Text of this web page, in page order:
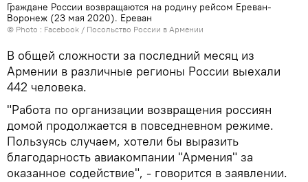
Граждане России возвращаются на родину рейсом Ереван-
Воронеж (23 мая 2020). Еревaн
© Photo : Facebook / Посольство России в Армении
В общей сложности за последний месяц из
Армении в различные регионы России выехали
442 человека.
"Работа по организации возвращения россиян
домой продолжается в повседневном режиме.
Пользуясь случаем, хотели бы выразить
благодарность авиакомпании "Армения" за
оказанное содействие", - говорится в заявлении.